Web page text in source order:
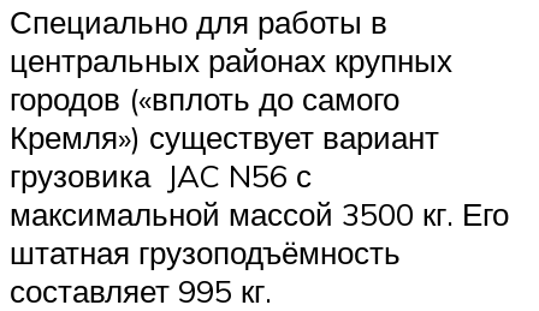
Специально для работы в
центральных районах крупных
городов («вплоть до самого
Кремля») существует вариант
грузовика JAC N56 с
максимальной массой 3500 кг. Его
штатная грузоподъёмность
составляет 995 кг.